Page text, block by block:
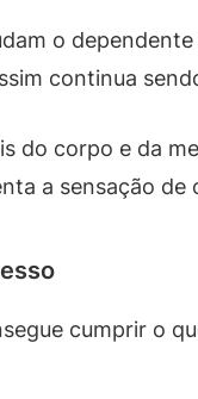
o dependente
continua
corpo e da
a sensação de
cumprir o